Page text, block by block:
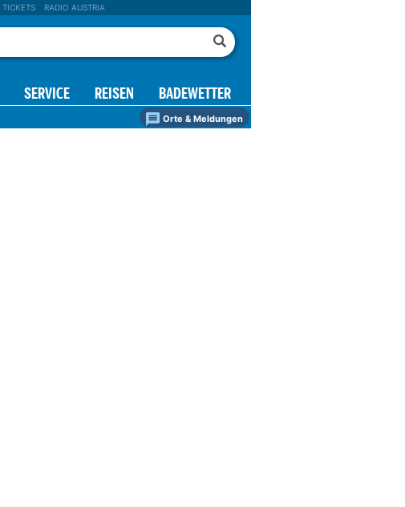
TICKETS RADIO AUSTRIA
SERVICE REISEN BADEWETTER
Orte & Meldungen